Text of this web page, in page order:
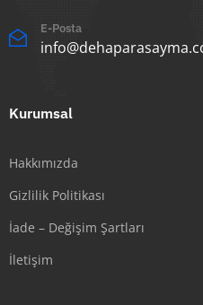
E-Posta
Kurumsal
Hakkımızda
Gizlilik Politikası
İade – Değişim Şartları
İletişim